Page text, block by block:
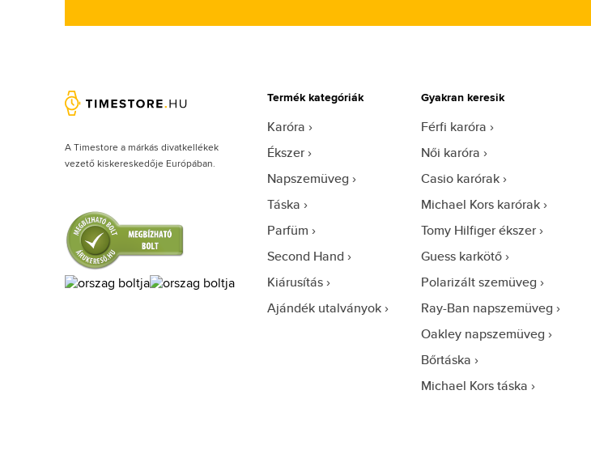
A Timestore a márkás divatkellékek
vezető kiskereskedője Európában.
Termék kategóriák
Karóra
Ékszer
Napszemüveg
Táska
Parfüm
Second Hand
Kiárusítás
Ajándék utalványok
Gyakran keresik
Férfi karóra
Női karóra
Casio karórak
Michael Kors karórak
Tomy Hilfiger ékszer
Guess karkötő
Polarizált szemüveg
Ray-Ban napszemüveg
Oakley napszemüveg
Bőrtáska
Michael Kors táska